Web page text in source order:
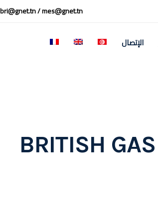
bri@gnet.tn / mes@gnet.tn
الإتصال
BRITISH GAS